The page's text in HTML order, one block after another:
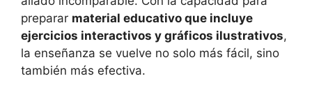
preparar material educativo que incluye
ejercicios interactivos y gráficos ilustrativos,
la enseñanza se vuelve no solo más fácil, sino
también más efectiva.